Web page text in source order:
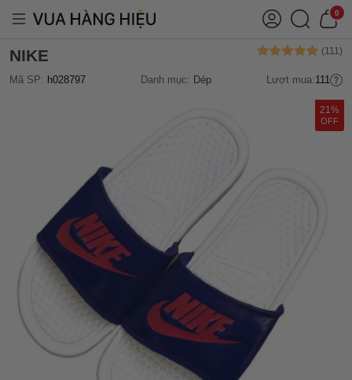
0
NIKE
Mã SP: h028797 Danh mục: Dép Lượt mua:111
21%
OFF